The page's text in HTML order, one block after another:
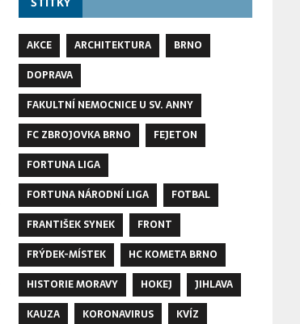
AKCE ARCHITEKTURA
BRNO
DOPRAVA
FAKULTNÍ NEMOCNICE U SV. ANNY
FC ZBROJOVKA BRNO
FEJETON
FORTUNA LIGA
FORTUNA NÁRODNÍ LIGA
FOTBAL
FRANTIŠEK SYNEK
FRONT
FRÝDEK-MÍSTEK
HC KOMETA BRNO
HISTORIE MORAVY
HOKEJ
JIHLAVA
KAUZA
KORONAVIRUS
KVÍZ